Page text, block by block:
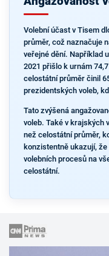
Volební účast v Tisem
průměr, což naznačuje
veřejné dění. Například
2021 přišlo k urnám
celostátní průměr činil
prezidentských voleb,
Tato zvýšená
voleb. Také v krajských
než celostátní průměr,
konzistentně ukazují,
volebních procesů na
celostátní.